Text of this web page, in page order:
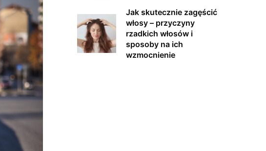
Jak skutecznie zagęścić
włosy – przyczyny
rzadkich włosów i
sposoby na ich
wzmocnienie